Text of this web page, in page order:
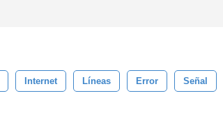
Internet Líneas Error Señal